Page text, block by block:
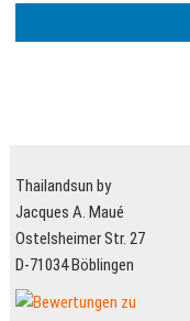
Thailandsun by
Jacques A. Maué
Ostelsheimer Str. 27
D-71034 Böblingen